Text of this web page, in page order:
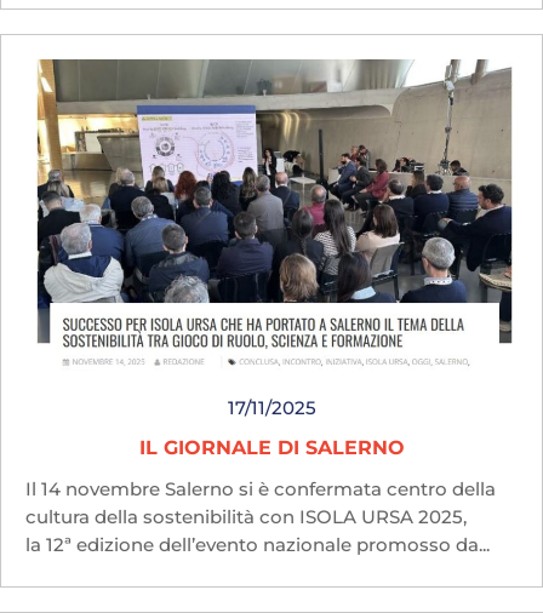
17/11/2025
IL GIORNALE DI SALERNO
Il 14 novembre Salerno si è confermata centro della
cultura della sostenibilità con ISOLA URSA 2025,
la 12ª edizione dell’evento nazionale promosso da...